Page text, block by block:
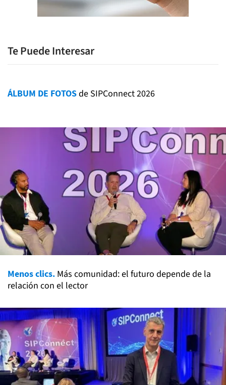
Te Puede Interesar
ÁLBUM DE FOTOSde SIPConnect 2026
Menos clics. Más comunidad: el futuro depende de la
relación con el lector